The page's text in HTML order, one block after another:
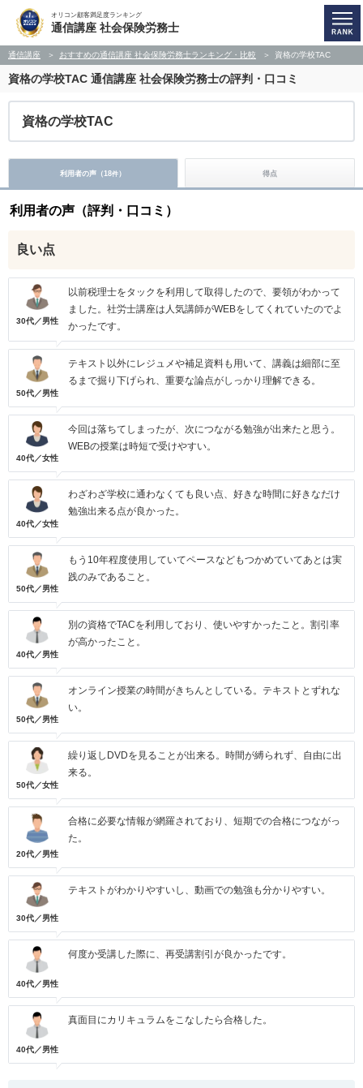
オリコン顧客満足度ランキング
通信講座 社会保険労務士
通信講座 おすすめの通信講座 社会保険労務士ランキング・比較 資格の学校TAC
資格の学校TAC 通信講座 社会保険労務士の評判・口コミ
資格の学校TAC
利用者の声（18件） 得点
利用者の声（評判・口コミ）
良い点
30代／男性
以前税理士をタックを利用して取得したので、要領がわかって
ました。社労士講座は人気講師がWEBをしてくれていたのでよ
かったです。
50代／男性
テキスト以外にレジュメや補足資料も用いて、講義は細部に至
るまで掘り下げられ、重要な論点がしっかり理解できる。
40代／女性
今回は落ちてしまったが、次につながる勉強が出来たと思う。
WEBの授業は時短で受けやすい。
40代／女性
わざわざ学校に通わなくても良い点、好きな時間に好きなだけ
勉強出来る点が良かった。
50代／男性
もう10年程度使用していてペースなどもつかめていてあとは実
践のみであること。
40代／男性
別の資格でTACを利用しており、使いやすかったこと。割引率
が高かったこと。
50代／男性
オンライン授業の時間がきちんとしている。テキストとずれな
い。
50代／女性
繰り返しDVDを見ることが出来る。時間が縛られず、自由に出
来る。
20代／男性
合格に必要な情報が網羅されており、短期での合格につながっ
た。
30代／男性
テキストがわかりやすいし、動画での勉強も分かりやすい。
40代／男性
何度か受講した際に、再受講割引が良かったです。
40代／男性
真面目にカリキュラムをこなしたら合格した。